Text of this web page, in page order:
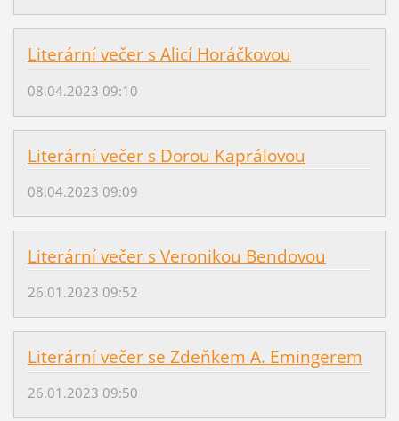
Literární večer s Alicí Horáčkovou
08.04.2023 09:10
Literární večer s Dorou Kaprálovou
08.04.2023 09:09
Literární večer s Veronikou Bendovou
26.01.2023 09:52
Literární večer se Zdeňkem A. Emingerem
26.01.2023 09:50